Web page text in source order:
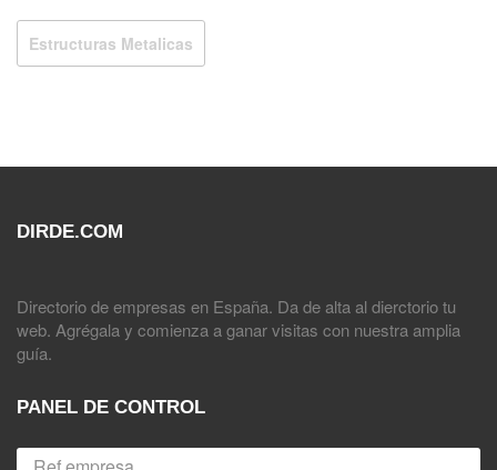
Estructuras Metalicas
DIRDE.COM
Directorio de empresas en España. Da de alta al dierctorio tu
web. Agrégala y comienza a ganar visitas con nuestra amplia
guía.
PANEL DE CONTROL